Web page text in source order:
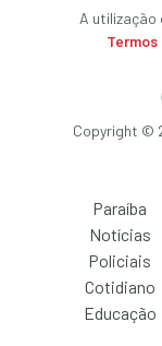
A utilização
Termos
Copyright ©
Paraíba
Notícias
Policiais
Cotidiano
Educação